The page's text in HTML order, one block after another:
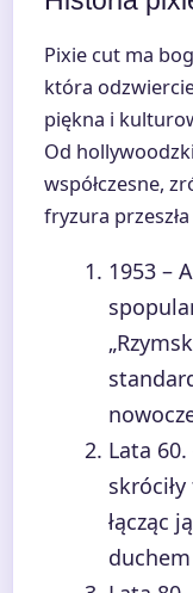
Pixie cut ma
która
piękna i
Od
współczesne,
fryzura
1953 –
Lata 60.
łącząc